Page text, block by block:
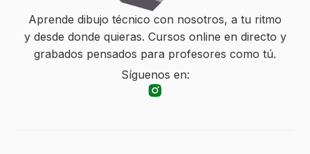
Aprende dibujo técnico con nosotros, a tu ritmo
y desde donde quieras. Cursos online en directo y
grabados pensados para profesores como tú.
Síguenos en: